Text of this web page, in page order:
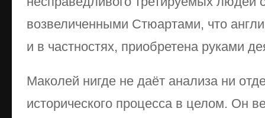
возвеличенными Стюартами, что
и в частностях, приобретена руками
Маколей нигде не даёт анализа ни
исторического процесса в целом. Он